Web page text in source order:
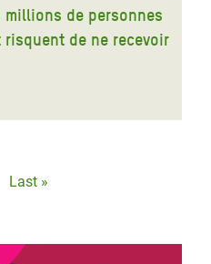
millions de personnes
de ne recevoir
Dernière
Last »